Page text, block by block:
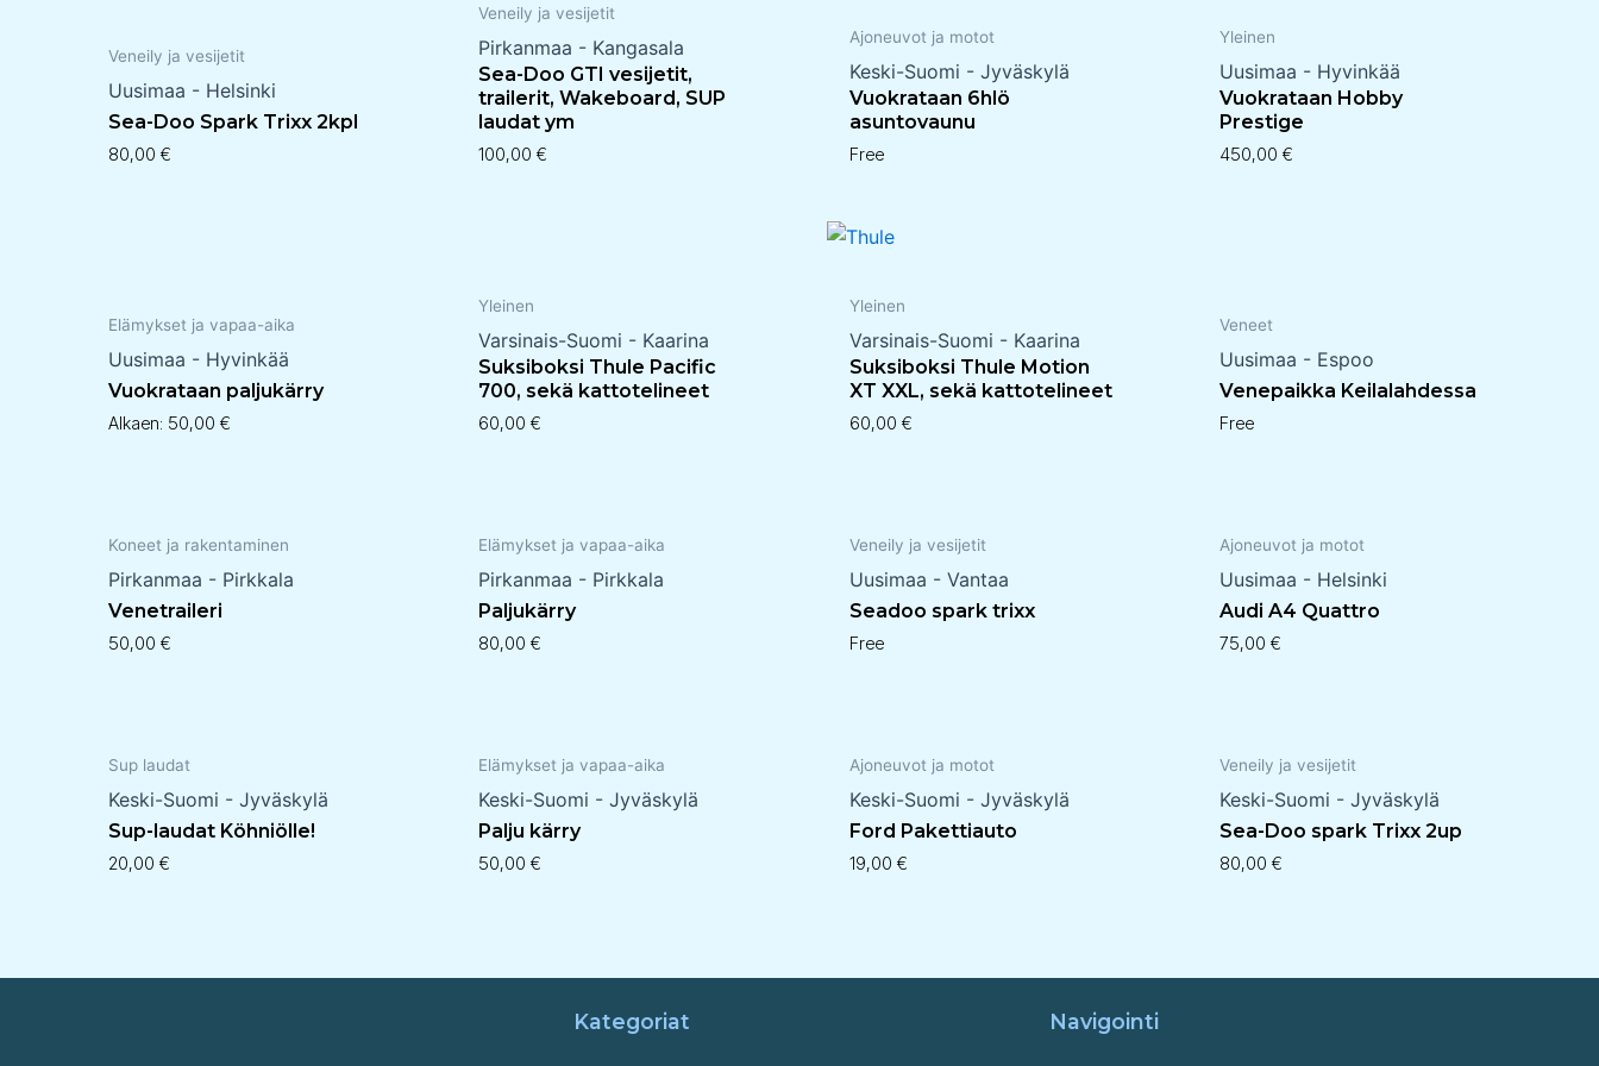
Veneily ja vesijetit
Uusimaa - Helsinki
Sea-Doo Spark Trixx 2kpl
80,00€
Veneily ja vesijetit
Pirkanmaa - Kangasala
Sea-Doo GTI vesijetit,
trailerit, Wakeboard, SUP
laudat ym
100,00€
Ajoneuvot ja motot
Keski-Suomi - Jyväskylä
Vuokrataan 6hlö
asuntovaunu
Free
Yleinen
Uusimaa - Hyvinkää
Vuokrataan Hobby
Prestige
450,00 €
Elämykset ja vapaa-aika
Uusimaa - Hyvinkää
Vuokrataan paljukärry
Alkaen: 50,00€
Yleinen
Varsinais-Suomi - Kaarina
Suksiboksi Thule Pacific
700, sekä kattotelineet
60,00€
Yleinen
Varsinais-Suomi - Kaarina
Suksiboksi Thule Motion
XT XXL, sekä kattotelineet
60,00 €
Veneet
Uusimaa - Espoo
Venepaikka Keilalahdessa
Free
Koneet ja rakentaminen
Pirkanmaa - Pirkkala
Venetraileri
50,00€
Elämykset ja vapaa-aika
Pirkanmaa - Pirkkala
Paljukärry
80,00€
Veneily ja vesijetit
Uusimaa - Vantaa
Seadoo spark trixx
Free
Ajoneuvot ja motot
Uusimaa - Helsinki
Audi A4 Quattro
75,00 €
Sup laudat
Keski-Suomi - Jyväskylä
Sup-laudat Köhniölle!
20,00€
Elämykset ja vapaa-aika
Keski-Suomi - Jyväskylä
Palju kärry
50,00€
Ajoneuvot ja motot
Keski-Suomi - Jyväskylä
Ford Pakettiauto
19,00 €
Veneily ja vesijetit
Keski-Suomi - Jyväskylä
Sea-Doo spark Trixx 2up
80,00 €
Kategoriat Navigointi